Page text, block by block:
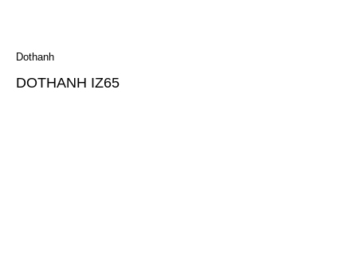
Dothanh
DOTHANH IZ65